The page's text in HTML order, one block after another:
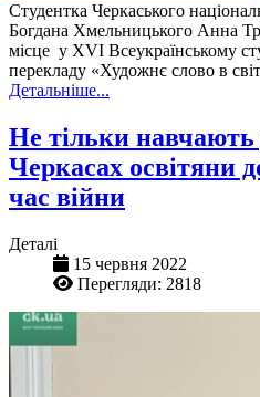
Студентка Черкаського
Богдана Хмельницького Анна
місце у XVI Всеукраїнському
перекладу «Художнє слово в
Детальніше...
Не тільки навчають
Черкасах освітяни
час війни
Деталі
15 червня 2022
Перегляди: 2818